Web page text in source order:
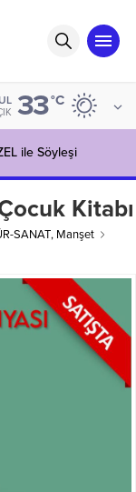
33°C
ile Söyleşi
Kitabı
SANAT, Manşet